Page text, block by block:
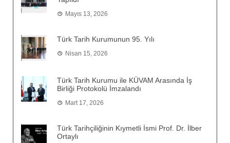
Mayıs 13, 2026
Türk Tarih Kurumunun 95. Yılı
Nisan 15, 2026
Türk Tarih Kurumu ile KÜVAM Arasında İş
Birliği Protokolü İmzalandı
Mart 17, 2026
Türk Tarihçiliğinin Kıymetli İsmi Prof. Dr. İlber
Ortaylı